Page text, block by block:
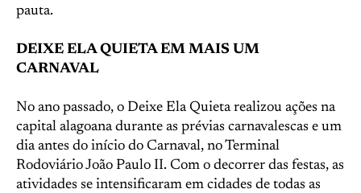
pauta.
DEIXE ELA QUIETA EM MAIS UM
CARNAVAL
No ano passado, o Deixe Ela Quieta realizou ações na
capital alagoana durante as prévias carnavalescas e um
dia antes do início do Carnaval, no Terminal
Rodoviário João Paulo II. Com o decorrer das festas, as
atividades se intensificaram em cidades de todas as